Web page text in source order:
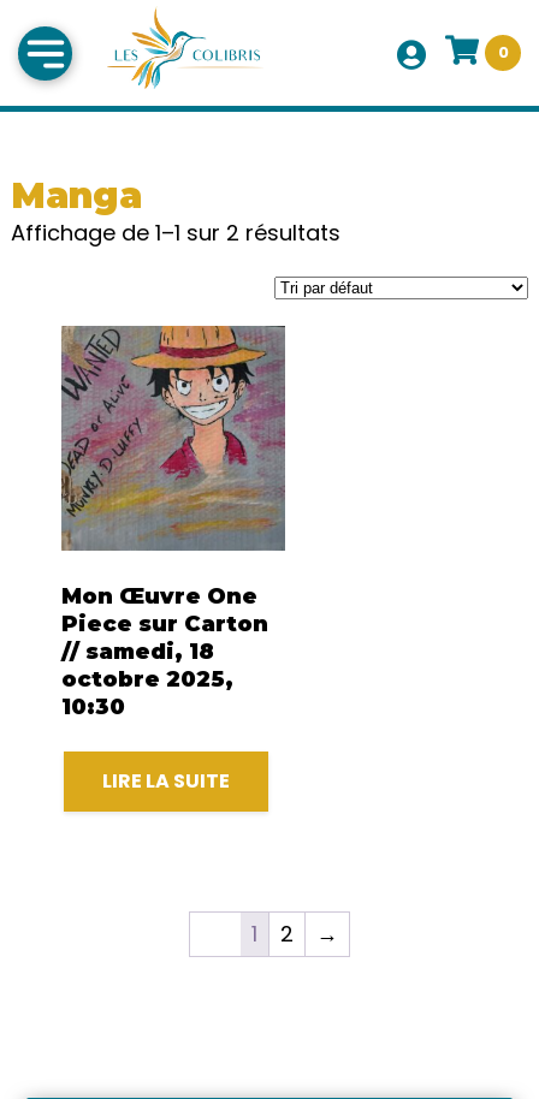
0
Manga
Affichage de 1–1 sur 2 résultats
Mon Œuvre One
Piece sur Carton
// samedi, 18
octobre 2025,
10:30
LIRE LA SUITE
1 2 →